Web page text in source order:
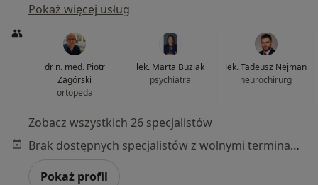
Pokaż więcej usług
dr n. med. Piotr
Zagórski
ortopeda
lek. Marta Buziak
psychiatra
lek. Tadeusz Nejman
neurochirurg
Zobacz wszystkich 26 specjalistów
Brak dostępnych specjalistów z wolnymi terminami w tym centrum medycznym.
Pokaż profil